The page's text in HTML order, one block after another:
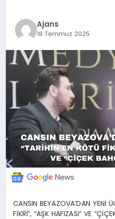
Ajans
18 Temmuz 2025
CANSIN BEYAZOVA’DAN YENİ
FİKRİ”, “AŞK HAFIZASI” VE